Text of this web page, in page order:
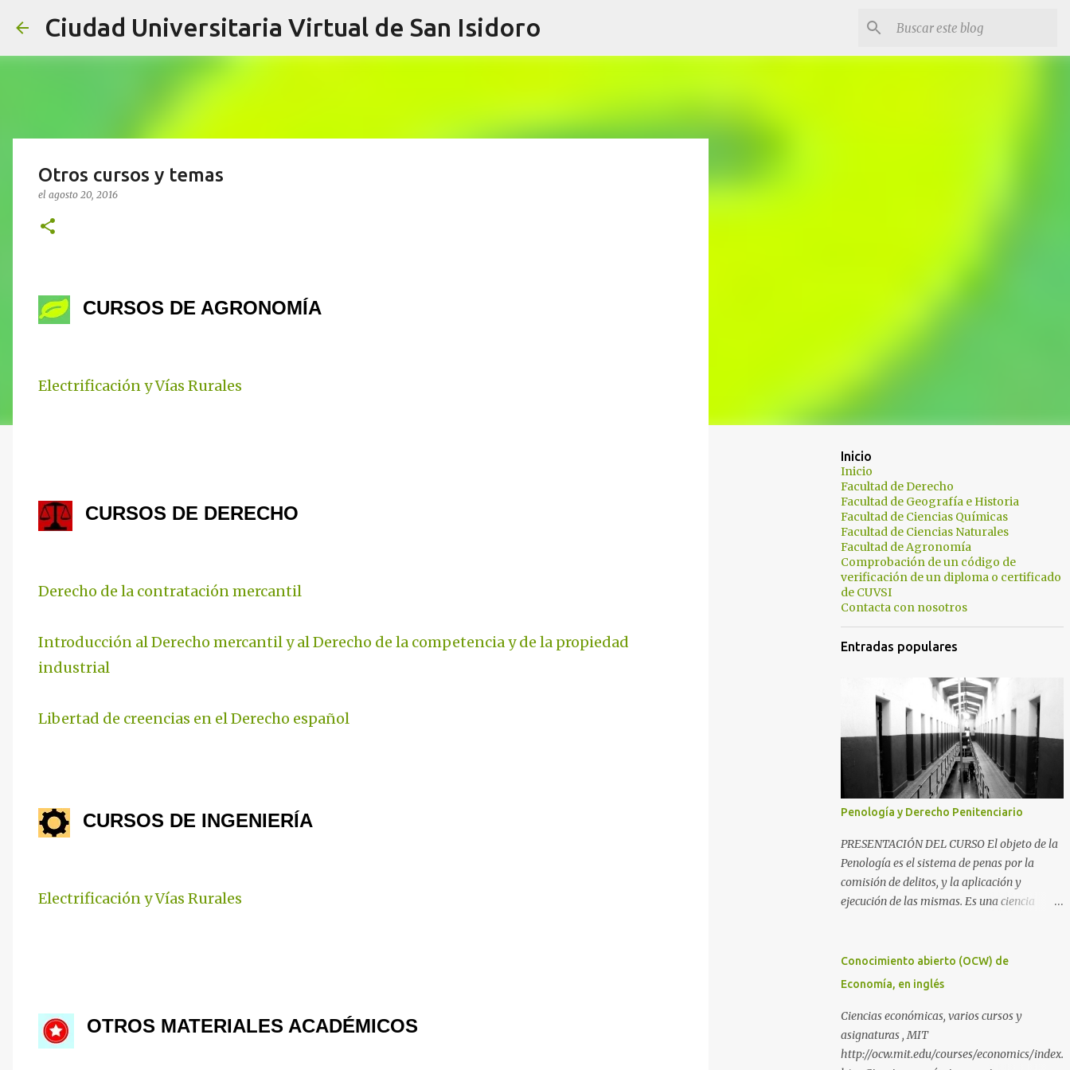
Ir al contenido principal
Ciudad Universitaria Virtual de San Isidoro
Otros cursos y temas
el agosto 20, 2016
CURSOS DE AGRONOMÍA
Electrificación y Vías Rurales
CURSOS DE DERECHO
Derecho de la contratación mercantil
Introducción al Derecho mercantil y al Derecho de la competencia y de la propiedad
industrial
Libertad de creencias en el Derecho español
CURSOS DE INGENIERÍA
Electrificación y Vías Rurales
OTROS MATERIALES ACADÉMICOS
Inicio
Inicio
Facultad de Derecho
Facultad de Geografía e Historia
Facultad de Ciencias Químicas
Facultad de Ciencias Naturales
Facultad de Agronomía
Comprobación de un código de
verificación de un diploma o certificado
de CUVSI
Contacta con nosotros
Entradas populares
Penología y Derecho Penitenciario
PRESENTACIÓN DEL CURSO El objeto de la
Penología es el sistema de penas por la
comisión de delitos, y la aplicación y
ejecución de las mismas. Es una ciencia
del Derecho Procesal y el Derecho
Constitucional. Como parte de la
aplicación de la pena como prevención de los
delitos y salvaguarda de los principios de
convivencia de una sociedad. Como parte del
Conocimiento abierto (OCW) de
Economía, en inglés
Ciencias económicas, varios cursos y
asignaturas , MIT
http://ocw.mit.edu/courses/economics/index.